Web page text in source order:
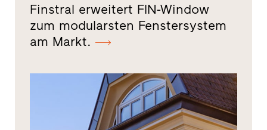
Finstral erweitert FIN-Window
zum modularsten Fenstersystem
am Markt.